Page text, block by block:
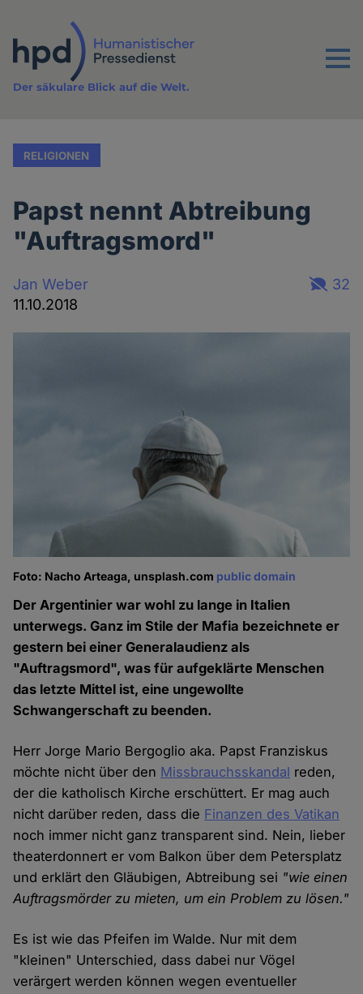
Inhalt
Menu
Der säkulare Blick auf die Welt.
RELIGIONEN
Papst nennt Abtreibung
"Auftragsmord"
Jan Weber
11.10.2018
32
Foto: Nacho Arteaga, unsplash.com public domain
Der Argentinier war wohl zu lange in Italien
unterwegs. Ganz im Stile der Mafia bezeichnete er
gestern bei einer Generalaudienz als
"Auftragsmord", was für aufgeklärte Menschen
das letzte Mittel ist, eine ungewollte
Schwangerschaft zu beenden.
Herr Jorge Mario Bergoglio aka. Papst Franziskus
möchte nicht über den Missbrauchsskandal reden,
der die katholisch Kirche erschüttert. Er mag auch
nicht darüber reden, dass die Finanzen des Vatikan
noch immer nicht ganz transparent sind. Nein, lieber
theaterdonnert er vom Balkon über dem Petersplatz
und erklärt den Gläubigen, Abtreibung sei "wie einen
Auftragsmörder zu mieten, um ein Problem zu lösen."
Es ist wie das Pfeifen im Walde. Nur mit dem
"kleinen" Unterschied, dass dabei nur Vögel
verärgert werden können wegen eventueller